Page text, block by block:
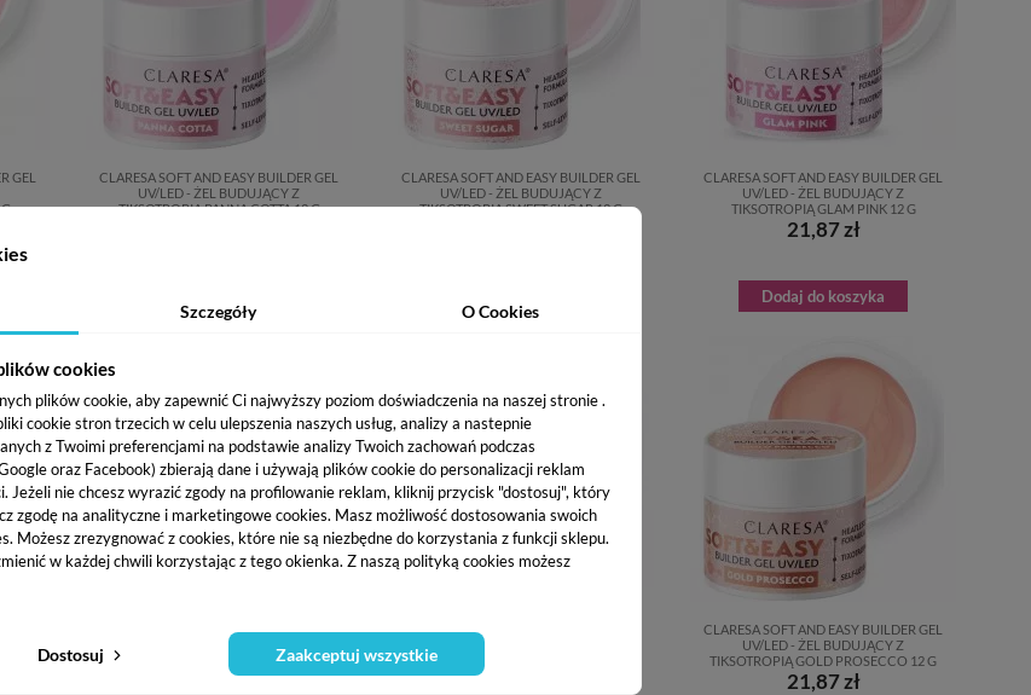
Szczegóły O Cookies
cookies
plików cookie, aby zapewnić Ci najwyższy poziom doświadczenia na naszej stronie .
cookie stron trzecich w celu ulepszenia naszych usług, analizy a nastepnie
z Twoimi preferencjami na podstawie analizy Twoich zachowań podczas
oraz Facebook) zbierają dane i używają plików cookie do personalizacji reklam
Jeżeli nie chcesz wyrazić zgody na profilowanie reklam, kliknij przycisk "dostosuj", który
zgodę na analityczne i marketingowe cookies. Masz możliwość dostosowania swoich
Możesz zrezygnować z cookies, które nie są niezbędne do korzystania z funkcji sklepu.
w każdej chwili korzystając z tego okienka. Z naszą polityką cookies możesz
Dostosuj Zaakceptuj wszystkie
GEL
CLARESA SOFT AND EASY BUILDER GEL
UV/LED - ŻEL BUDUJĄCY Z
TIKSOTROPIĄ PANNA COTTA 12 G
CLARESA SOFT AND EASY BUILDER GEL
UV/LED - ŻEL BUDUJĄCY Z
TIKSOTROPIĄ SWEET SUGAR 12 G
CLARESA SOFT AND EASY BUILDER GEL
UV/LED - ŻEL BUDUJĄCY Z
TIKSOTROPIĄ GLAM PINK 12 G
21,87 zł
Dodaj do koszyka
CLARESA SOFT AND EASY BUILDER GEL
UV/LED - ŻEL BUDUJĄCY Z
TIKSOTROPIĄ LIGHT BEIGE 12 G
21,87 zł
CLARESA SOFT AND EASY BUILDER GEL
UV/LED - ŻEL BUDUJĄCY Z
TIKSOTROPIĄ CHAMPAGNE 12 G
CLARESA SOFT AND EASY BUILDER GEL
UV/LED - ŻEL BUDUJĄCY Z
TIKSOTROPIĄ GOLD PROSECCO 12 G
21,87 zł